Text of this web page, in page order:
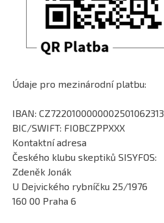
Údaje pro mezinárodní platbu:
IBAN: CZ7220100000002501062313
BIC/SWIFT: FIOBCZPPXXX
Kontaktní adresa
Českého klubu skeptiků SISYFOS:
Zdeněk Jonák
U Dejvického rybníčku 25/1976
160 00 Praha 6